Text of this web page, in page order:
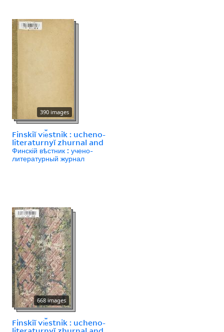
390 images
Finskīĭ vi︠e︡stnik : ucheno-
literaturnyĭ zhurnal and
Финскій вѣстник : учено-
литературный журнал
668 images
Finskīĭ vi︠e︡stnik : ucheno-